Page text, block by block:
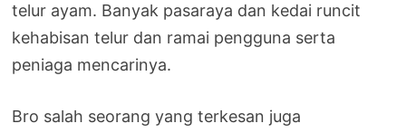
telur ayam. Banyak pasaraya dan kedai runcit
kehabisan telur dan ramai pengguna serta
peniaga mencarinya.
Bro salah seorang yang terkesan juga